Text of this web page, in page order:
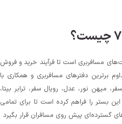
شرکت‌های مسافربری است تا فرآیند خرید و فروش
برترین دفترهای مسافربری و همکاری با
میهن‌ نور، عدل، رویال سفر، ترابر بیتا،
بستر را فراهم کرده است تا برای تمامی
گسترده‌ای پیش روی مسافران قرار بگیرد